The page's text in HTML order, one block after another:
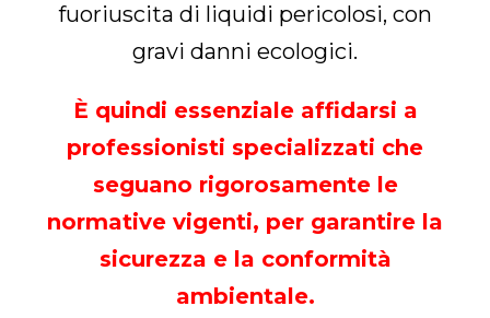
fuoriuscita di liquidi pericolosi, con
gravi danni ecologici.
È quindi essenziale affidarsi a
professionisti specializzati che
seguano rigorosamente le
normative vigenti, per garantire la
sicurezza e la conformità
ambientale.